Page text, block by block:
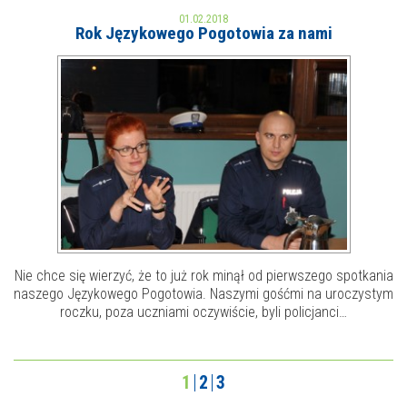
01.02.2018
Rok Językowego Pogotowia za nami
Nie chce się wierzyć, że to już rok minął od pierwszego spotkania
naszego Językowego Pogotowia. Naszymi gośćmi na uroczystym
roczku, poza uczniami oczywiście, byli policjanci…
1 2 3